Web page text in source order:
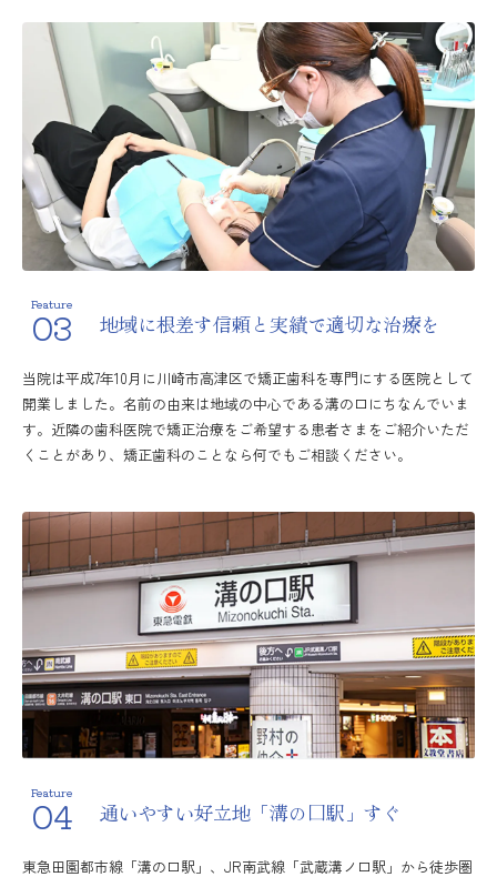
Feature
03 地域に根差す信頼と実績で適切な治療を
当院は平成7年10月に川崎市高津区で矯正歯科を専門にする医院として
開業しました。名前の由来は地域の中心である溝の口にちなんでいま
す。近隣の歯科医院で矯正治療をご希望する患者さまをご紹介いただ
くことがあり、矯正歯科のことなら何でもご相談ください。
Feature
04 通いやすい好立地「溝の口駅」すぐ
東急田園都市線「溝の口駅」、JR南武線「武蔵溝ノ口駅」から徒歩圏